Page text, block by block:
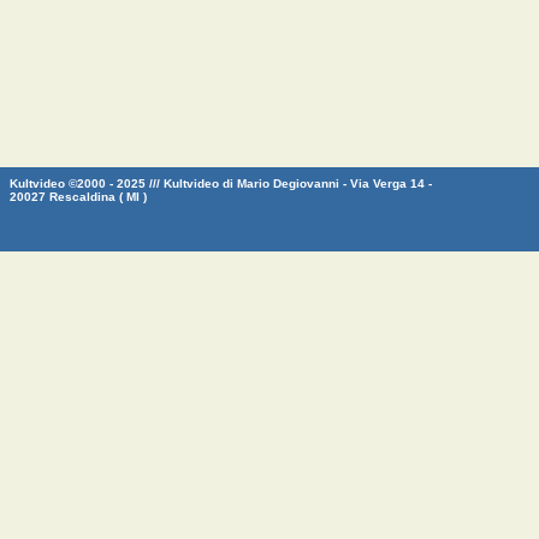
Kultvideo ©2000 - 2025 /// Kultvideo di Mario Degiovanni - Via Verga 14 -
20027 Rescaldina ( MI )